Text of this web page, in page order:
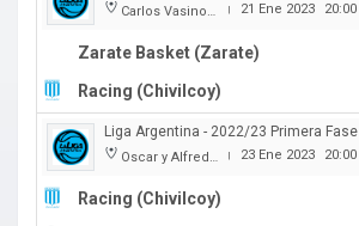
Carlos Vasino (Club Atl. Parana) | 21 Ene 2023 20:00
Zarate Basket (Zarate)
Racing (Chivilcoy)
Liga Argentina - 2022/23 Primera Fase
Oscar y Alfredo Barca | 23 Ene 2023 20:00
Racing (Chivilcoy)